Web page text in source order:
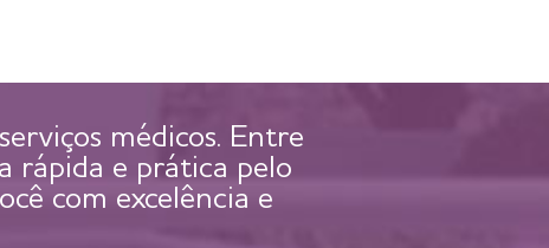
médicos. Entre
rápida e prática pelo
com excelência e